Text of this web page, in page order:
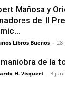
Mañosa y
del II
Libros Buenos - 28
maniobra de la
H. Visquert - 3